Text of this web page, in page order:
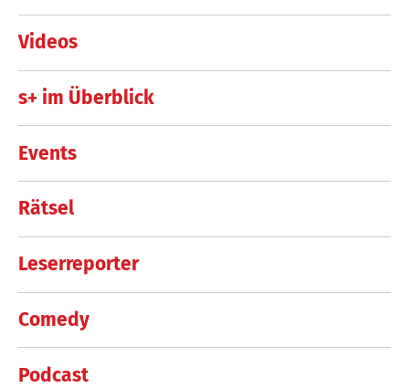
Videos
s+ im Überblick
Events
Rätsel
Leserreporter
Comedy
Podcast